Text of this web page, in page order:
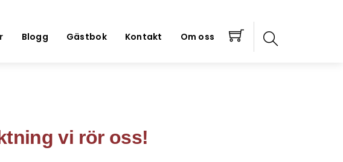
Blogg Gästbok Kontakt Om oss
vi rör oss!